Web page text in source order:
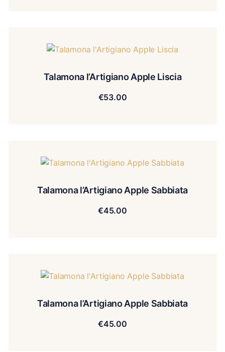
Talamona l’Artigiano Apple Liscia
€53.00
Talamona l’Artigiano Apple Sabbiata
€45.00
Talamona l’Artigiano Apple Sabbiata
€45.00